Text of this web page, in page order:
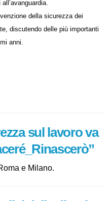
della sicurezza dei
discutendo delle più
degli ultimi anni.
sul lavoro